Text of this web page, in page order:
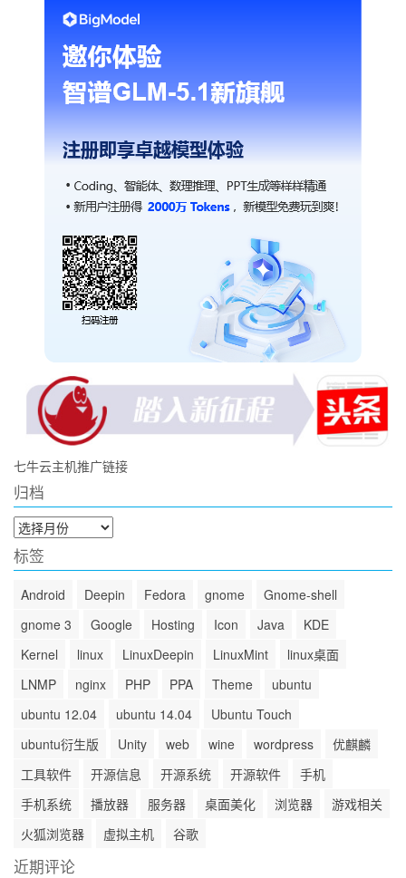
七牛云主机推广链接
归档
归
档
标签
Android Deepin Fedora gnome
Gnome-shell
gnome 3
Google Hosting Icon Java
KDE
Kernel
linux LinuxDeepin LinuxMint
linux桌面
LNMP
nginx PHP PPA Theme
ubuntu
ubuntu 12.04
ubuntu 14.04
Ubuntu Touch
ubuntu衍生版
Unity web wine wordpress
优麒麟
工具软件
开源信息 开源系统 开源软件
手机
手机系统
播放器 服务器 桌面美化 浏览器
游戏相关
火狐浏览器
虚拟主机 谷歌
近期评论